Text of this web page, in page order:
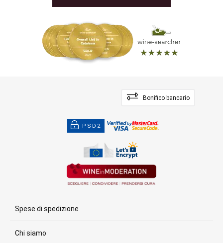
Bonifico bancario
PSD2
Spese di spedizione
Chi siamo